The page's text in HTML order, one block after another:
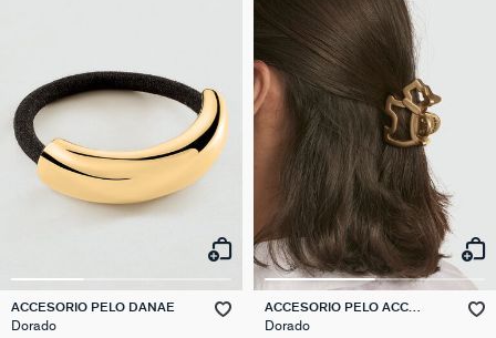
ACCESORIO PELO DANAE
Dorado
ACCESORIO PELO ACC
CHEVEUX
Dorado